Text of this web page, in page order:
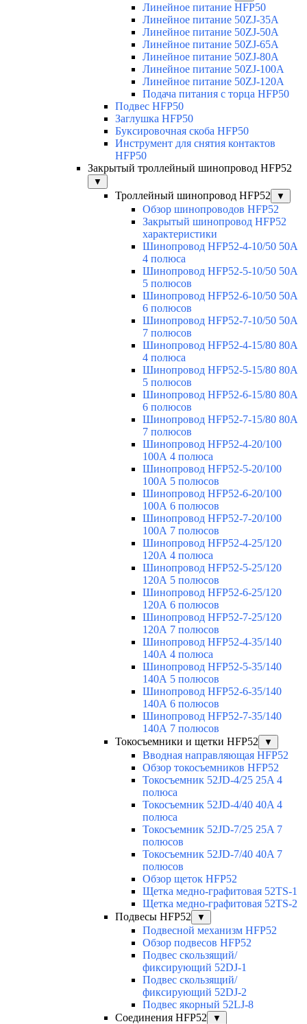
Линейное питание HFP50
Линейное питание 50ZJ-35A
Линейное питание 50ZJ-50A
Линейное питание 50ZJ-65A
Линейное питание 50ZJ-80A
Линейное питание 50ZJ-100A
Линейное питание 50ZJ-120A
Подача питания с торца HFP50
Подвес HFP50
Заглушка HFP50
Буксировочная скоба HFP50
Инструмент для снятия контактов
HFP50
Закрытый троллейный шинопровод HFP52
▼
Троллейный шинопровод HFP52 ▼
Обзор шинопроводов HFP52
Закрытый шинопровод HFP52
характеристики
Шинопровод HFP52-4-10/50 50A
4 полюса
Шинопровод HFP52-5-10/50 50А
5 полюсов
Шинопровод HFP52-6-10/50 50А
6 полюсов
Шинопровод HFP52-7-10/50 50А
7 полюсов
Шинопровод HFP52-4-15/80 80A
4 полюса
Шинопровод HFP52-5-15/80 80А
5 полюсов
Шинопровод HFP52-6-15/80 80А
6 полюсов
Шинопровод HFP52-7-15/80 80А
7 полюсов
Шинопровод HFP52-4-20/100
100А 4 полюса
Шинопровод HFP52-5-20/100
100А 5 полюсов
Шинопровод HFP52-6-20/100
100А 6 полюсов
Шинопровод HFP52-7-20/100
100А 7 полюсов
Шинопровод HFP52-4-25/120
120А 4 полюса
Шинопровод HFP52-5-25/120
120А 5 полюсов
Шинопровод HFP52-6-25/120
120А 6 полюсов
Шинопровод HFP52-7-25/120
120А 7 полюсов
Шинопровод HFP52-4-35/140
140А 4 полюса
Шинопровод HFP52-5-35/140
140А 5 полюсов
Шинопровод HFP52-6-35/140
140А 6 полюсов
Шинопровод HFP52-7-35/140
140А 7 полюсов
Токосъемники и щетки HFP52
▼
Вводная направляющая HFP52
Обзор токосъемников HFP52
Токосъемник 52JD-4/25 25A 4
полюса
Токосъемник 52JD-4/40 40A 4
полюса
Токосъемник 52JD-7/25 25A 7
полюсов
Токосъемник 52JD-7/40 40A 7
полюсов
Обзор щеток HFP52
Щетка медно-графитовая 52TS-1
Щетка медно-графитовая 52TS-2
Подвесы HFP52
▼
Подвесной механизм HFP52
Обзор подвесов HFP52
Подвес скользящий/
фиксирующий 52DJ-1
Подвес скользящий/
фиксирующий 52DJ-2
Подвес якорный 52LJ-8
Соединения HFP52
▼